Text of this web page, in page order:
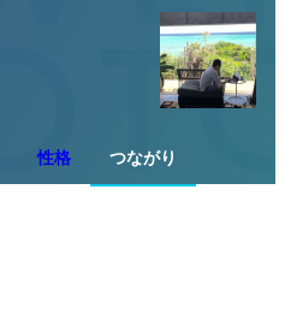
性格 つながり